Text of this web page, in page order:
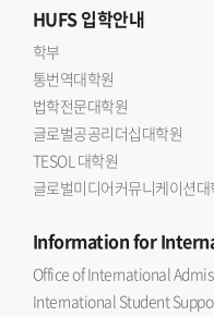
HUFS입학안내
학부
통번역대학원
법학전문대학원
글로벌공공리더십대학원
TESOL 대학원
글로벌미디어커뮤니케이션대
Informationfor
Office of International
International Student